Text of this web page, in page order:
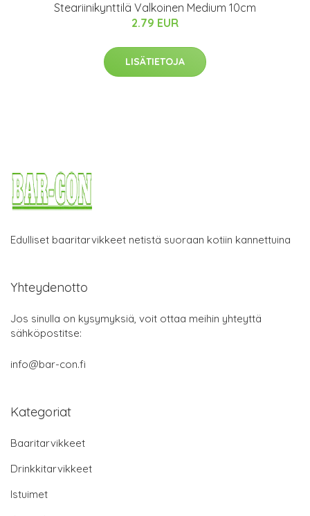
Steariinikynttilä Valkoinen Medium 10cm
2.79 EUR
LISÄTIETOJA
Edulliset baaritarvikkeet netistä suoraan kotiin kannettuina
Yhteydenotto
Jos sinulla on kysymyksiä, voit ottaa meihin yhteyttä
sähköpostitse:
info@bar-con.fi
Kategoriat
Baaritarvikkeet
Drinkkitarvikkeet
Istuimet